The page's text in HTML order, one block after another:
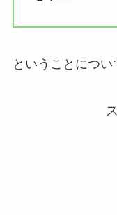
ということについ